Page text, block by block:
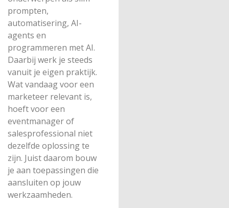
prompten,
automatisering, AI-
agents en
programmeren met AI.
Daarbij werk je steeds
vanuit je eigen praktijk.
Wat vandaag voor een
marketeer relevant is,
hoeft voor een
eventmanager of
salesprofessional niet
dezelfde oplossing te
zijn. Juist daarom bouw
je aan toepassingen die
aansluiten op jouw
werkzaamheden.